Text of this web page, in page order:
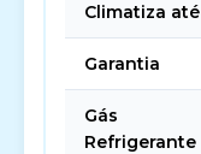
Climatiza até
Garantia
Gás
Refrigerante